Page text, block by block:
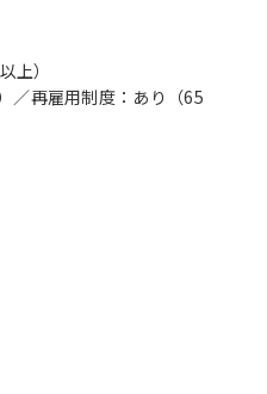
上）
／再雇用制度：あり（65